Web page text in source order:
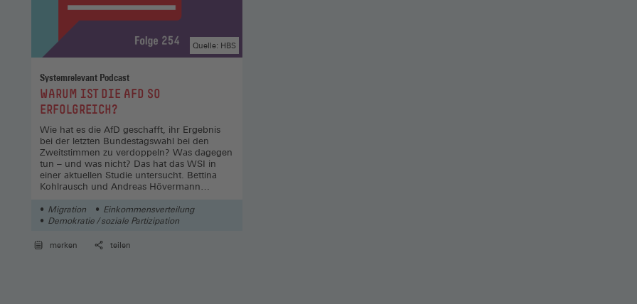
Systemrelevant Podcast
:WARUM IST DIE AFD SO
ERFOLGREICH?
Quelle: HBS
Wie hat es die AfD geschafft, ihr Ergebnis
bei der letzten Bundestagswahl bei den
Zweitstimmen zu verdoppeln? Was dagegen
tun – und was nicht? Das hat das WSI in
einer aktuellen Studie untersucht. Bettina
Kohlrausch und Andreas Hövermann
Migration
Einkommensverteilung
Demokratie / soziale Partizipation
merken teilen